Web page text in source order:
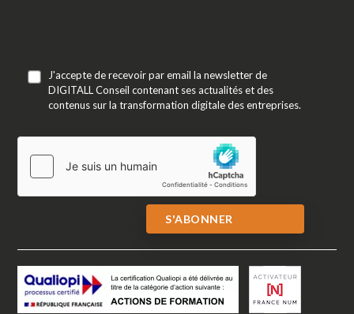
J'accepte de recevoir par email la newsletter de
DIGITALL Conseil contenant ses actualités et des
contenus sur la transformation digitale des entreprises.